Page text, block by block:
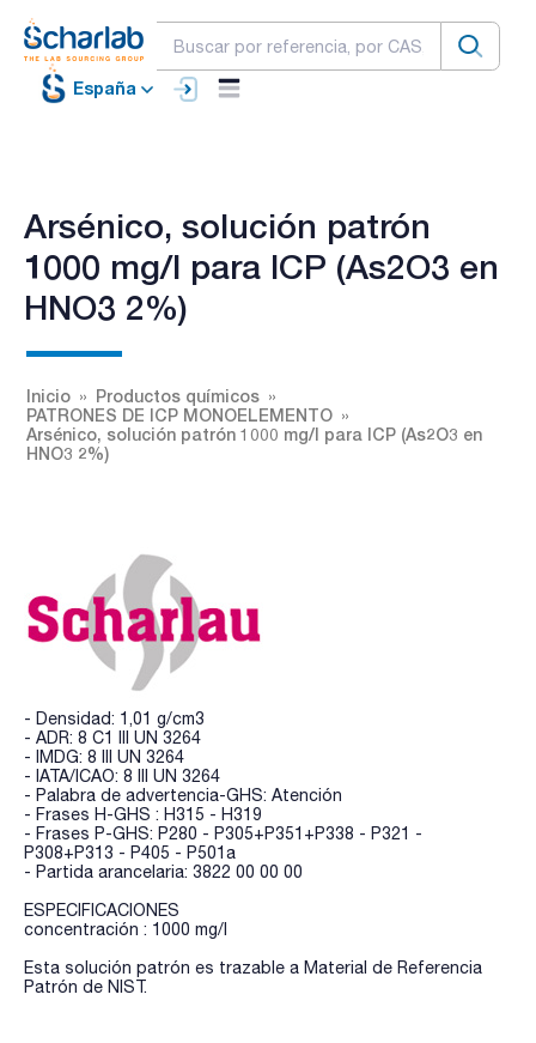
España
Arsénico, solución patrón
1000 mg/l para ICP (As2O3 en
HNO3 2%)
Inicio
Productos químicos
PATRONES DE ICP MONOELEMENTO
Arsénico, solución patrón 1000 mg/l para ICP (As2O3 en
HNO3 2%)
- Densidad: 1,01 g/cm3
- ADR: 8 C1 III UN 3264
- IMDG: 8 III UN 3264
- IATA/ICAO: 8 III UN 3264
- Palabra de advertencia-GHS: Atención
- Frases H-GHS : H315 - H319
- Frases P-GHS: P280 - P305+P351+P338 - P321 -
P308+P313 - P405 - P501a
- Partida arancelaria: 3822 00 00 00
ESPECIFICACIONES
concentración : 1000 mg/l
Esta solución patrón es trazable a Material de Referencia
Patrón de NIST.